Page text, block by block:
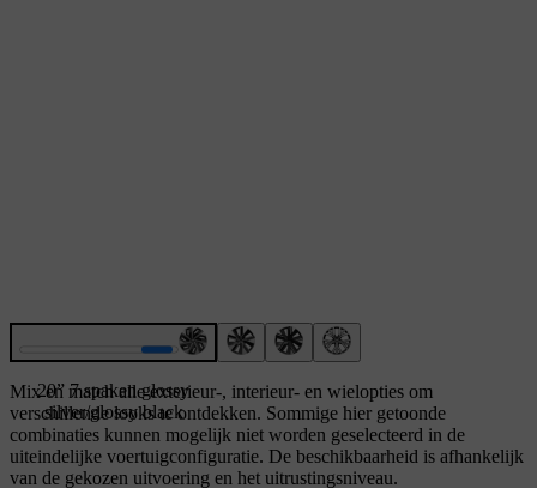
20” 7 spaken glossy
silver/glossy black
Mix en match alle exterieur-, interieur- en wielopties om
verschillende looks te ontdekken. Sommige hier getoonde
combinaties kunnen mogelijk niet worden geselecteerd in de
uiteindelijke voertuigconfiguratie. De beschikbaarheid is afhankelijk
van de gekozen uitvoering en het uitrustingsniveau.